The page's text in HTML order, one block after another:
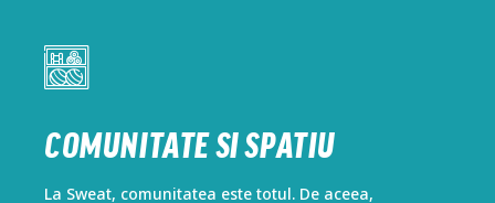
COMUNITATE SI SPATIU
La Sweat, comunitatea este totul. De aceea,
COMUNITATE SI SPATIU
La Sweat, comunitatea este totul. De aceea,